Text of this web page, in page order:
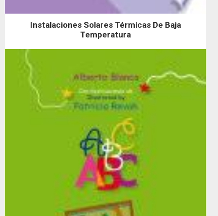
Instalaciones Solares Térmicas De Baja
Temperatura